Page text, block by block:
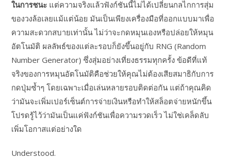
ในการชนะ แต่ความจริงแล้วฟังก์ชันนี้ไม่ได้เปลี่ยนกลไกการสุ่ม
ของวงล้อเลยแม้แต่น้อย มันเป็นเพียงเครื่องมือที่ออกแบบมาเพื่อ
ความสะดวกสบายเท่านั้น ไม่ว่าจะกดหมุนเองหรือปล่อยให้หมุน
อัตโนมัติ ผลลัพธ์ของแต่ละรอบก็ยังขึ้นอยู่กับ RNG (Random
Number Generator) ซึ่งสุ่มอย่างเที่ยงธรรมทุกครั้ง ข้อดีที่แท้
จริงของการหมุนอัตโนมัติคือช่วยให้คุณไม่ต้องเสียสมาธิกับการ
กดปุ่มซ้ำๆ โดยเฉพาะเมื่อเล่นหลายรอบติดต่อกัน แต่ถ้าคุณคิด
ว่ามันจะเพิ่มเปอร์เซ็นต์การจ่ายเงินหรือทำให้สล็อตจ่ายหนักขึ้น
โปรดรู้ไว้ว่ามันเป็นแค่ฟังก์ชันเพื่อความรวดเร็ว ไม่ใช่เคล็ดลับ
เพิ่มโอกาสแต่อย่างใด
Understood.